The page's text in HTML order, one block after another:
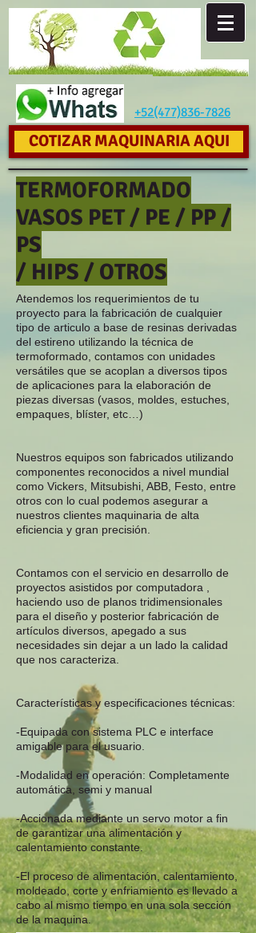
+52(477)836-7826
COTIZAR MAQUINARIA AQUI
TERMOFORMADO
VASOS PET / PE / PP /
PS
/ HIPS / OTROS
Atendemos los requerimientos de tu
proyecto para la fabricación de cualquier
tipo de articulo a base de resinas derivadas
del estireno utilizando la técnica de
termoformado, contamos con unidades
versátiles que se acoplan a diversos tipos
de aplicaciones para la elaboración de
piezas diversas (vasos, moldes, estuches,
empaques, blíster, etc…)
Nuestros equipos son fabricados utilizando
componentes reconocidos a nivel mundial
como Vickers, Mitsubishi, ABB, Festo, entre
otros con lo cual podemos asegurar a
nuestros clientes maquinaria de alta
eficiencia y gran precisión.
Contamos con el servicio en desarrollo de
proyectos asistidos por computadora ,
haciendo uso de planos tridimensionales
para el diseño y posterior fabricación de
artículos diversos, apegado a sus
necesidades sin dejar a un lado la calidad
que nos caracteriza.
Características y especificaciones técnicas:
-Equipada con sistema PLC e interface
amigable para el usuario.
-Modalidad en operación: Completamente
automática, semi y manual
-Accionada mediante un servo motor a fin
de garantizar una alimentación y
calentamiento constante.
-El proceso de alimentación, calentamiento,
moldeado, corte y enfriamiento es llevado a
cabo al mismo tiempo en una sola sección
de la maquina.